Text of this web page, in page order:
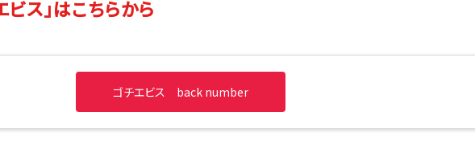
ス」はこちらから
ゴチエビス back number